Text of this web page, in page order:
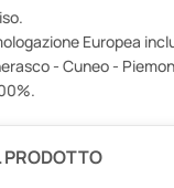
Europea
- Cuneo -
PRODOTTO